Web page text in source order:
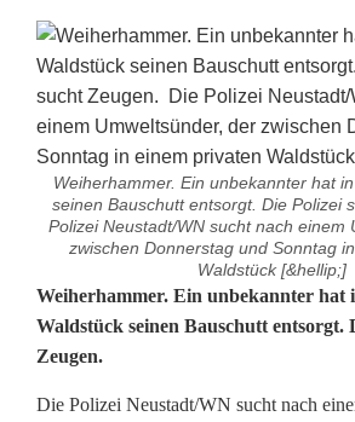
Weiherhammer. Ein unbekannter hat
seinen Bauschutt entsorgt. Die Polizei
Polizei Neustadt/WN sucht nach einem
zwischen Donnerstag und Sonntag
Waldstück [&hellip;]
U
m
w
Weiherhammer. Ein unbekannter hat
Waldstück seinen Bauschutt entsorgt.
Zeugen.
Die Polizei Neustadt/WN sucht nach